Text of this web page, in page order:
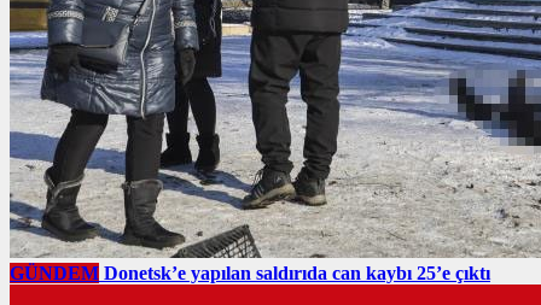
GÜNDEM Donetsk’e yapılan saldırıda can kaybı 25’e çıktı